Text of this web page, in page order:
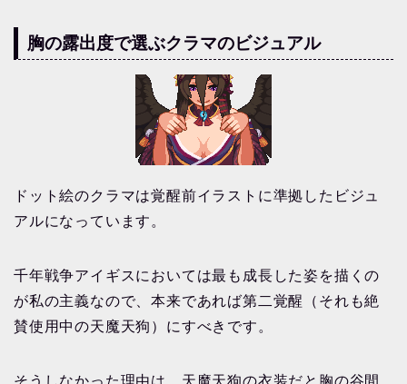
胸の露出度で選ぶクラマのビジュアル
ドット絵のクラマは覚醒前イラストに準拠したビジュ
アルになっています。
千年戦争アイギスにおいては最も成長した姿を描くの
が私の主義なので、本来であれば第二覚醒（それも絶
賛使用中の天魔天狗）にすべきです。
そうしなかった理由は、天魔天狗の衣装だと胸の谷間